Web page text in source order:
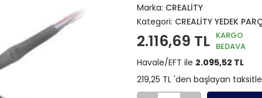
Marka: CREALİTY
Kategori: CREALİTY YEDEK
2.116,69 TL KARGO
BEDAVA
Havale/EFT ile 2.095,52 TL
219,25 TL 'den başlayan